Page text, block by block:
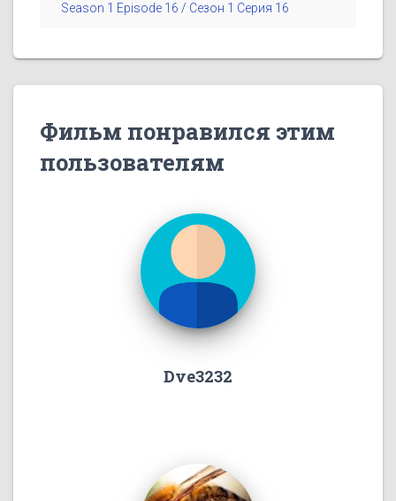
Season 1 Episode 16 / Сезон 1 Серия 16
Фильм понравился этим
пользователям
Dve3232